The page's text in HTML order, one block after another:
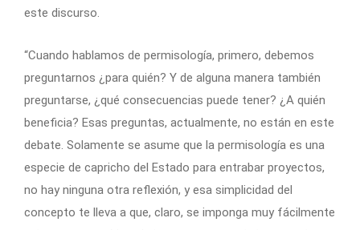
este discurso.
“Cuando hablamos de permisología, primero, debemos
preguntarnos ¿para quién? Y de alguna manera también
preguntarse, ¿qué consecuencias puede tener? ¿A quién
beneficia? Esas preguntas, actualmente, no están en este
debate. Solamente se asume que la permisología es una
especie de capricho del Estado para entrabar proyectos,
no hay ninguna otra reflexión, y esa simplicidad del
concepto te lleva a que, claro, se imponga muy fácilmente